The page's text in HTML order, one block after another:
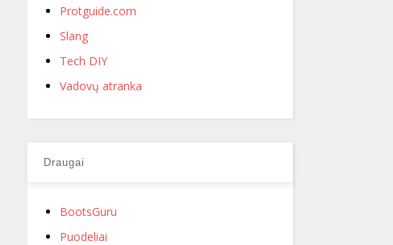
Protguide.com
Slang
Tech DIY
Vadovų atranka
Draugai
BootsGuru
Puodeliai